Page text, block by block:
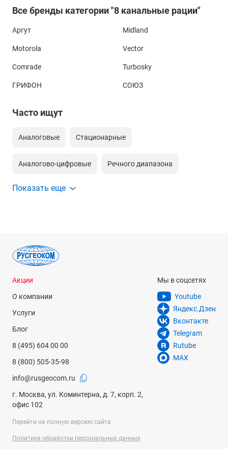
Все бренды категории "8 канальные рации"
Аргут Midland
Motorola Vector
Comrade Turbosky
ГРИФОН СОЮЗ
Часто ищут
Аналоговые Стационарные
Аналогово-цифровые Речного диапазона
16 канальные
Показать еще
Акции
О компании
Услуги
Блог
8 (495) 604 00 00
8 (800) 505-35-98
info@rusgeocom.ru
г. Москва, ул. Коминтерна, д. 7, корп. 2,
офис 102
Мы в соцсетях
Youtube
Яндекс.Дзен
Вконтакте
Telegram
Rutube
MAX
Перейти на полную версию сайта
Политика обработки персональных данных